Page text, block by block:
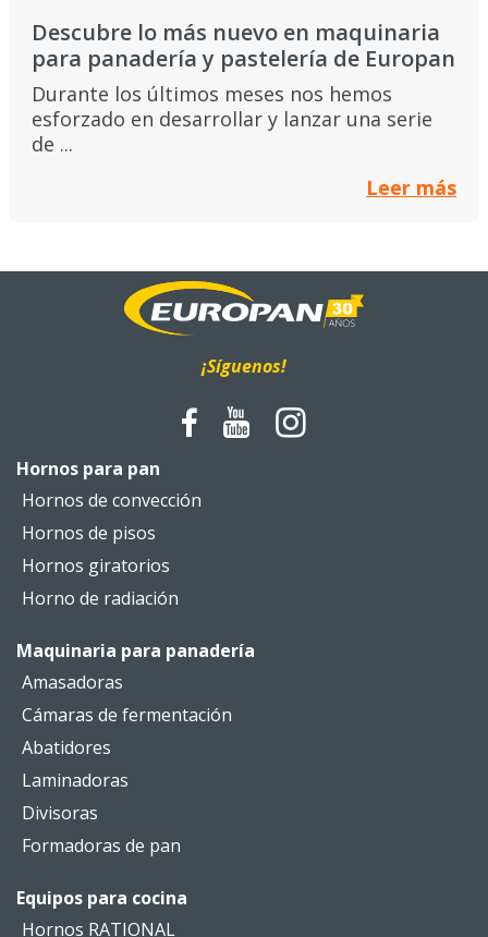
Descubre lo más nuevo en maquinaria
para panadería y pastelería de Europan
Durante los últimos meses nos hemos
esforzado en desarrollar y lanzar una serie
de ...
Leer más
¡Síguenos!
Hornos para pan
Hornos de convección
Hornos de pisos
Hornos giratorios
Horno de radiación
Maquinaria para panadería
Amasadoras
Cámaras de fermentación
Abatidores
Laminadoras
Divisoras
Formadoras de pan
Equipos para cocina
Hornos RATIONAL